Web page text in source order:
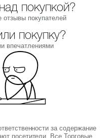
покупкой?
отзывы покупателей
покупку?
впечатлениями
за содержание
посетители. Все Торговые